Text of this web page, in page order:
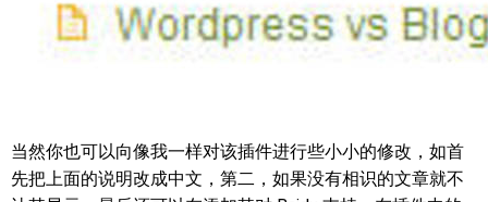
当然你也可以向像我一样对该插件进行些小小的修改，如首
先把上面的说明改成中文，第二，如果没有相识的文章就不